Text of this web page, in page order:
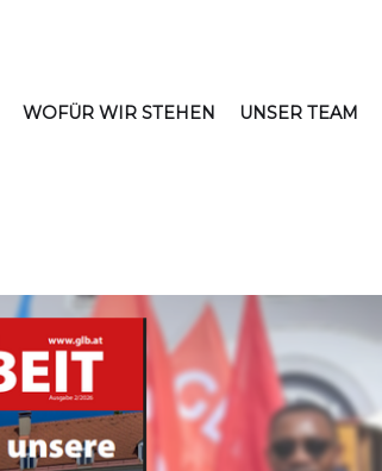
WOFÜR WIR STEHEN UNSER TEAM